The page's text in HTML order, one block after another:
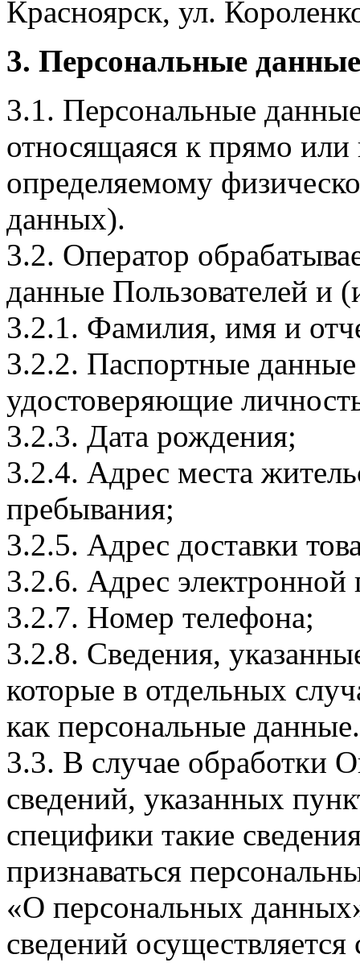
Красноярск, ул.
3. Персональные
3.1. Персональные
относящаяся к прямо
определяемому
данных).
3.2. Оператор
данные Пользователей и
3.2.1. Фамилия, имя и
3.2.2. Паспортные
удостоверяющие
3.2.3. Дата рождения;
3.2.4. Адрес места
пребывания;
3.2.5. Адрес доставки
3.2.6. Адрес электронной
3.2.7. Номер телефона;
3.2.8. Сведения,
которые в отдельных
как персональные данные.
3.3. В случае обработки
сведений, указанных
специфики такие
признаваться
«О персональных
сведений